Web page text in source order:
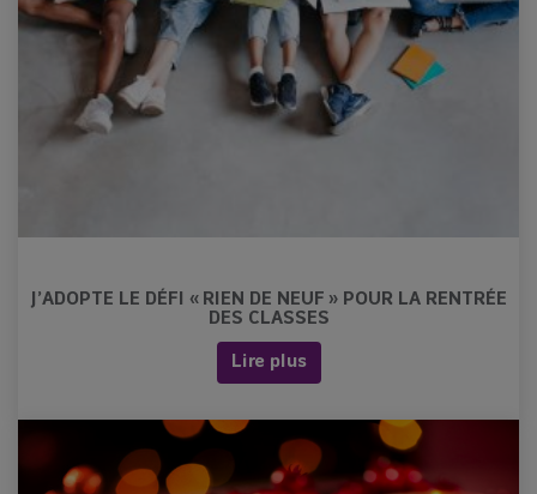
J’ADOPTE LE DÉFI « RIEN DE NEUF » POUR LA RENTRÉE
DES CLASSES
Lire plus